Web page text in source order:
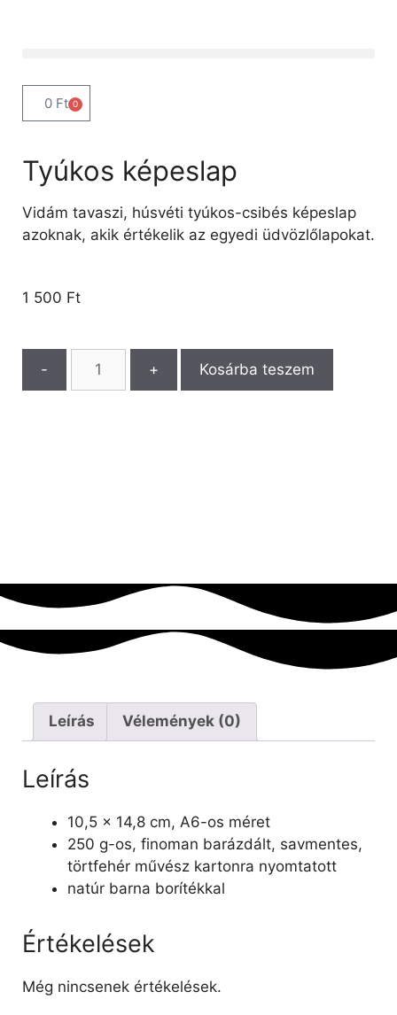
0 Ft 0
Tyúkos képeslap
Vidám tavaszi, húsvéti tyúkos-csibés képeslap
azoknak, akik értékelik az egyedi üdvözlőlapokat.
1 500 Ft
- + Kosárba teszem
Leírás Vélemények (0)
Leírás
10,5 x 14,8 cm, A6-os méret
250 g-os, finoman barázdált, savmentes,
törtfehér művész kartonra nyomtatott
natúr barna borítékkal
Értékelések
Még nincsenek értékelések.